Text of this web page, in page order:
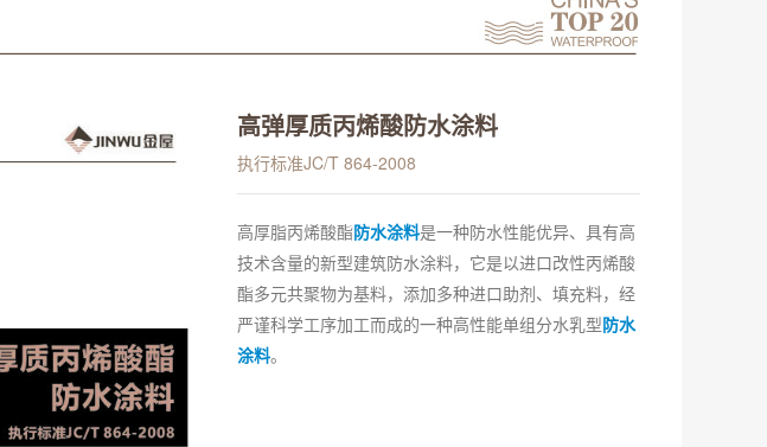
高弹厚质丙烯酸防水涂料
执行标准JC/T 864-2008
高厚脂丙烯酸酯防水涂料是一种防水性能优异、具有高
技术含量的新型建筑防水涂料，它是以进口改性丙烯酸
酯多元共聚物为基料，添加多种进口助剂、填充料，经
严谨科学工序加工而成的一种高性能单组分水乳型防水
涂料。